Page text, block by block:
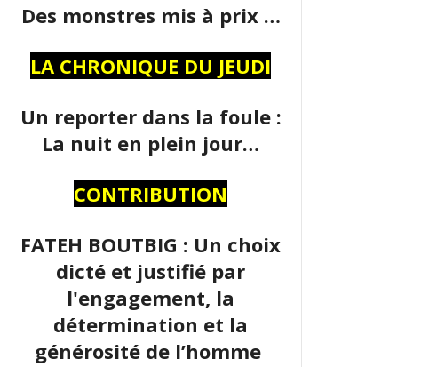
Des monstres mis à prix …
LA CHRONIQUE DU JEUDI
Un reporter dans la foule :
La nuit en plein jour…
CONTRIBUTION
FATEH BOUTBIG : Un choix
dicté et justifié par
l'engagement, la
détermination et la
générosité de l’homme